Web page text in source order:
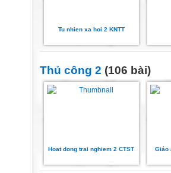
Tu nhien xa hoi 2 KNTT
Thủ công 2 (106 bài)
Hoat dong trai nghiem 2 CTST Giáo